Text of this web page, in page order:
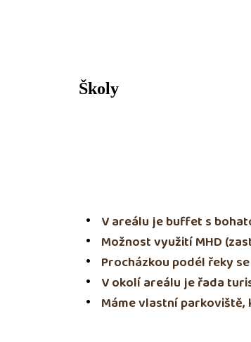
Školy
V areálu je buffet s
Možnost využití MHD
Procházkou podél řeky
V okolí areálu je řada
Máme vlastní